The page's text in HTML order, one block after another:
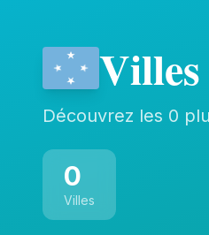
Découvrez les 0
0
Villes